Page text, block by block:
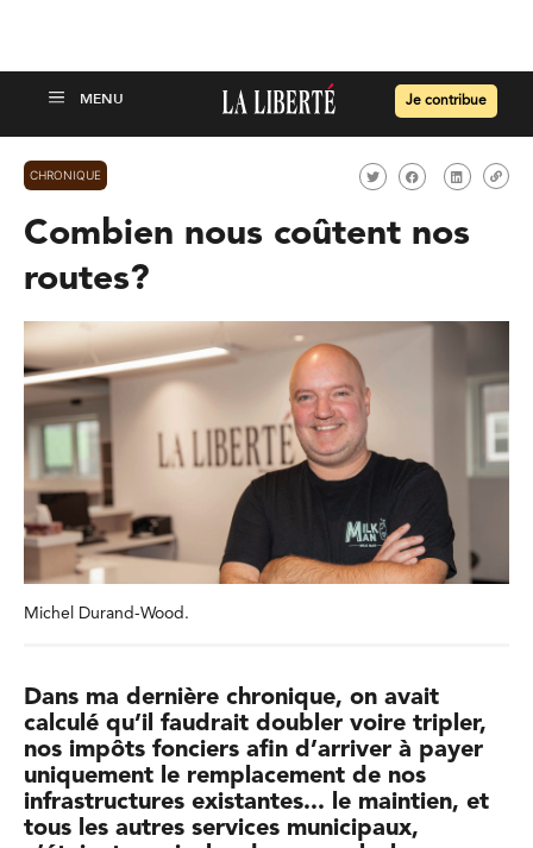
Je contribue
CHRONIQUE
Combien nous coûtent nos
routes?
Michel Durand-Wood.
Dans ma dernière chronique, on avait
calculé qu’il faudrait doubler voire tripler,
nos impôts fonciers afin d’arriver à payer
uniquement le remplacement de nos
infrastructures existantes... le maintien, et
tous les autres services municipaux,